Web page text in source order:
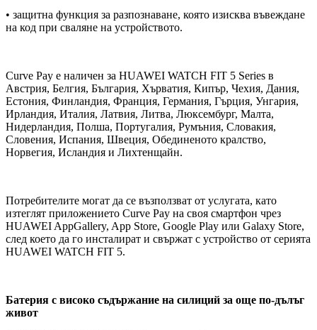
• защитна функция за разпознаване, която изисква въвеждане
на код при сваляне на устройството.
Curve Pay е наличен за HUAWEI WATCH FIT 5 Series в
Австрия, Белгия, България, Хърватия, Кипър, Чехия, Дания,
Естония, Финландия, Франция, Германия, Гърция, Унгария,
Ирландия, Италия, Латвия, Литва, Люксембург, Малта,
Нидерландия, Полша, Португалия, Румъния, Словакия,
Словения, Испания, Швеция, Обединеното кралство,
Норвегия, Исландия и Лихтенщайн.
Потребителите могат да се възползват от услугата, като
изтеглят приложението Curve Pay на своя смартфон чрез
HUAWEI AppGallery, App Store, Google Play или Galaxy Store,
след което да го инсталират и свържат с устройство от серията
HUAWEI WATCH FIT 5.
Батерия с високо съдържание на силиций за още по-дълъг
живот